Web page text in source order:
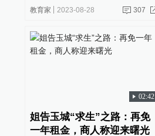
教育家 2023-08-28 307
02:42
姐告玉城“求生”之路：再免
一年租金，商人称迎来曙光